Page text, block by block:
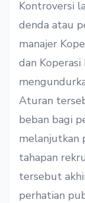
Kontroversi
denda atau
manajer
dan
Aturan
beban bagi
melanjutkan
tahapan
tersebut
perhatian